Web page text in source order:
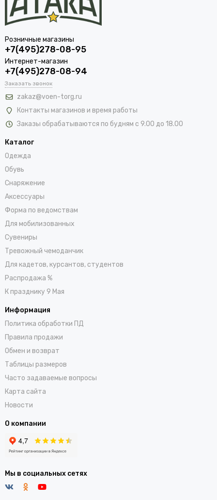
Розничные магазины
+7(495)278-08-95
Интернет-магазин
+7(495)278-08-94
Заказать звонок
zakaz@voen-torg.ru
Контакты магазинов и время работы
Заказы обрабатываются по будням с 9.00 до 18.00
Каталог
Одежда
Обувь
Снаряжение
Аксессуары
Форма по ведомствам
Для мобилизованных
Сувениры
Тревожный чемоданчик
Для кадетов, курсантов, студентов
Распродажа %
К празднику 9 Мая
Информация
Политика обработки ПД
Правила продажи
Обмен и возврат
Таблицы размеров
Часто задаваемые вопросы
Карта сайта
Новости
О компании
Мы в социальных сетях